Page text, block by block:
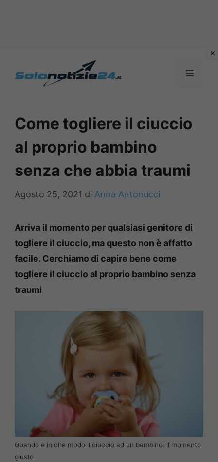
MENU
Come togliere il ciuccio
al proprio bambino
senza che abbia traumi
Agosto 25, 2021 di Anna Antonucci
Arriva il momento per qualsiasi genitore di
togliere il ciuccio, ma questo non è affatto
facile. Cerchiamo di capire bene come
togliere il ciuccio al proprio bambino senza
traumi
Quando e in che modo il ciuccio ad un bambino: il momento
giusto